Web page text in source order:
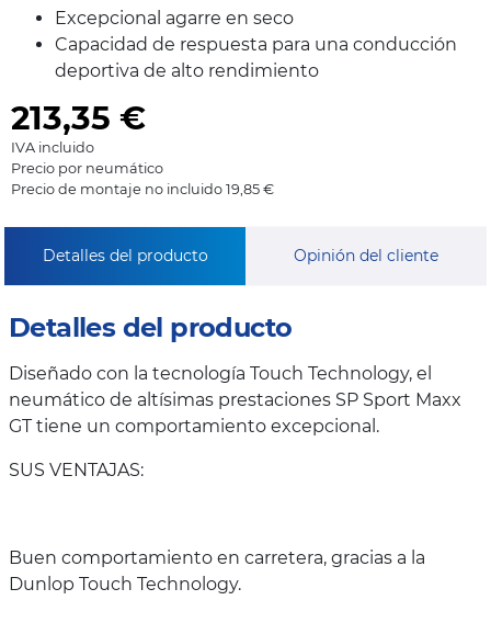
Excepcional agarre en seco
Capacidad de respuesta para una conducción
deportiva de alto rendimiento
213,35 €
IVA incluido
Precio por neumático
Precio de montaje no incluido 19,85 €
Detalles del producto Opinión del cliente
Detalles del producto
Diseñado con la tecnología Touch Technology, el
neumático de altísimas prestaciones SP Sport Maxx
GT tiene un comportamiento excepcional.
SUS VENTAJAS:
Buen comportamiento en carretera, gracias a la
Dunlop Touch Technology.